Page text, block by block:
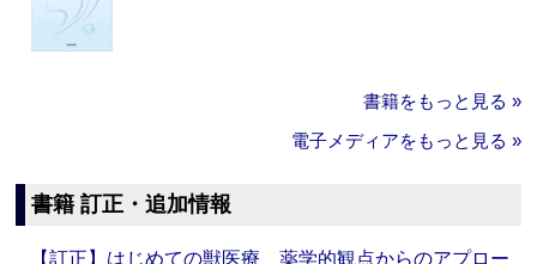
書籍をもっと見る »
電子メディアをもっと見る »
書籍 訂正・追加情報
【訂正】はじめての獣医療 薬学的観点からのアプロー